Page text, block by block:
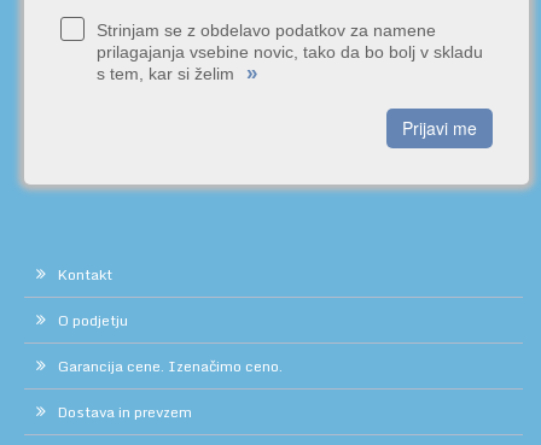
Strinjam se z obdelavo podatkov za namene
prilagajanja vsebine novic, tako da bo bolj v skladu
s tem, kar si želim
»
Prijavi me
Kontakt
O podjetju
Garancija cene. Izenačimo ceno.
Dostava in prevzem